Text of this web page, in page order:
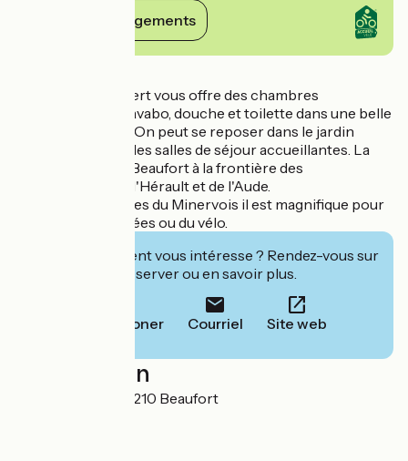
Voir ses engagements
La Maison Chabbert vous offre des chambres
spacieuses avec lavabo, douche et toilette dans une belle
maison de maître. On peut se reposer dans le jardin
ombragé ou dans les salles de séjour accueillantes. La
maison se situe à Beaufort à la frontière des
départements de l'Hérault et de l'Aude.
Au milieu des vignes du Minervois il est magnifique pour
faire des randonnées ou du vélo.
Cet établissement vous intéresse ? Rendez-vous sur
leur site pour réserver ou en savoir plus.
Téléphoner Courriel Site web
Localisation
2 Rue Centrale 34210 Beaufort